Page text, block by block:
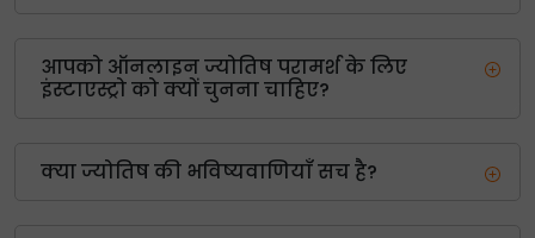
आपको ऑनलाइन ज्योतिष परामर्श के लिए
इंस्टाएस्ट्रो को क्यों चुनना चाहिए?
क्या ज्योतिष की भविष्यवाणियाँ सच है?